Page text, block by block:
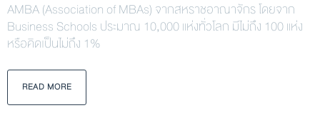
AMBA (Association of MBAs) จากสหราชอาณาจักร โดยจาก
Business Schools ประมาณ 10,000 แห่งทั่วโลก มีไม่ถึง 100 แห่ง
หรือคิดเป็นไม่ถึง 1%
READ MORE